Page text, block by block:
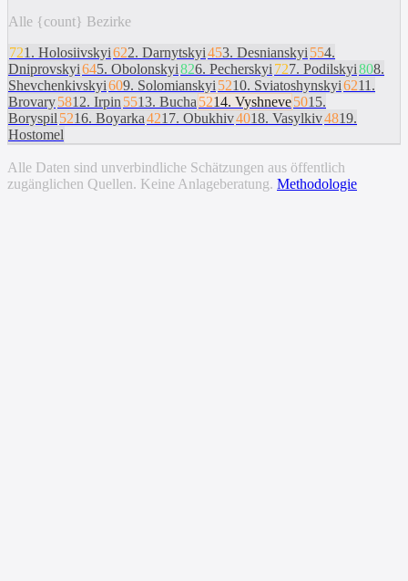
Alle {count} Bezirke
721 . Holosiivskyi622. Darnytskyi453. Desnianskyi 554.
Dniprovskyi645. Obolonskyi826. Pecherskyi 727. Podilskyi808.
Shevchenkivskyi609. Solomianskyi 5210. Sviatoshynskyi6211 .
Brovary5812. Irpin 5513. Bucha 5214. Vyshneve5015.
Boryspil 5216. Boyarka4217. Obukhiv4018. Vasylkiv4819.
Hostomel
Alle Daten sind unverbindliche Schätzungen aus öffentlich
zugänglichen Quellen. Keine Anlageberatung. Methodologie